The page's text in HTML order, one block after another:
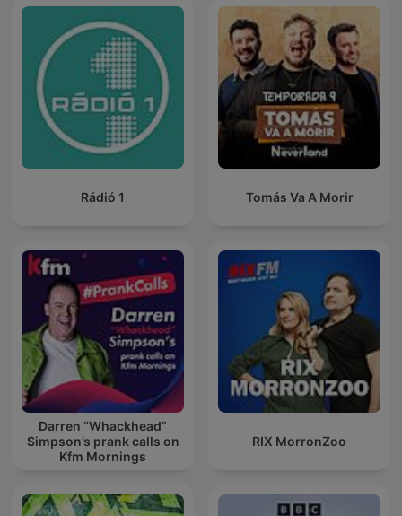
Rádió 1 Tomás Va A Morir
Darren “Whackhead”
Simpson’s prank calls on
Kfm Mornings
RIX MorronZoo